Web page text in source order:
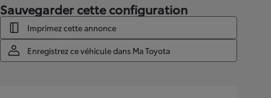
Sauvegarder cette configuration
Imprimez cette annonce
Enregistrez ce véhicule dans Ma Toyota